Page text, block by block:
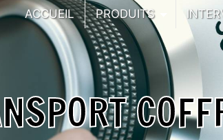
ACCUEIL PRODUITS